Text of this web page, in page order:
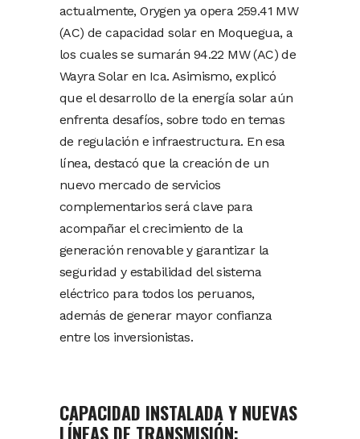
actualmente, Orygen ya opera 259.41 MW
(AC) de capacidad solar en Moquegua, a
los cuales se sumarán 94.22 MW (AC) de
Wayra Solar en Ica. Asimismo, explicó
que el desarrollo de la energía solar aún
enfrenta desafíos, sobre todo en temas
de regulación e infraestructura. En esa
línea, destacó que la creación de un
nuevo mercado de servicios
complementarios será clave para
acompañar el crecimiento de la
generación renovable y garantizar la
seguridad y estabilidad del sistema
eléctrico para todos los peruanos,
además de generar mayor confianza
entre los inversionistas.
CAPACIDAD INSTALADA Y NUEVAS
LÍNEAS DE TRANSMISIÓN: